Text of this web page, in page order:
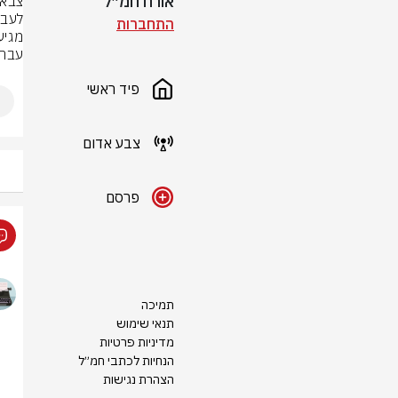
התחברות
פיד ראשי
צבע אדום
פרסם
תמיכה
תנאי שימוש
מדיניות פרטיות
הנחיות לכתבי חמ״ל
הצהרת נגישות